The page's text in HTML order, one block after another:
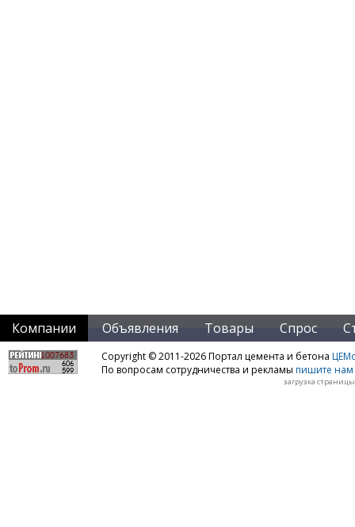
Компании Объявления Товары Спрос
Copyright © 2011-2026 Портал цемента и бетона
По вопросам сотрудничества и рекламы пишите нам
загрузка